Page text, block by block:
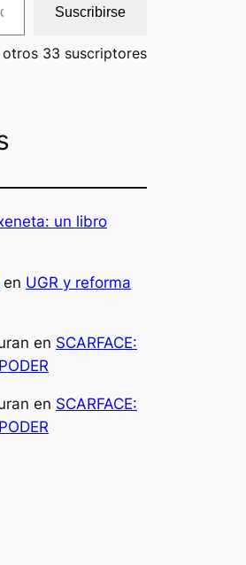
Suscribirse
otros 33 suscriptores
un libro
en UGR y reforma
en SCARFACE:
en SCARFACE: